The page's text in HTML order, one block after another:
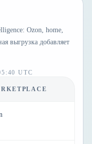
Ozon, home,
выгрузка добавляет
UTC